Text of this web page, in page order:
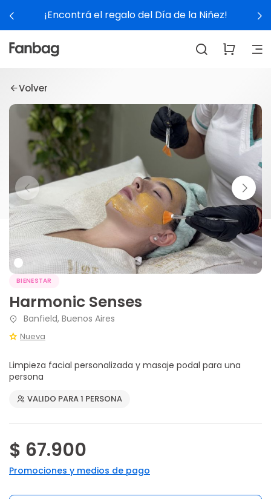
¡Encontrá el regalo del Día de la Niñez!
Volver
BIENESTAR
Harmonic Senses
Banfield, Buenos Aires
Nueva
Limpieza facial personalizada y masaje podal para una
persona
VALIDO PARA 1 PERSONA
$ 67.900
Promociones y medios de pago